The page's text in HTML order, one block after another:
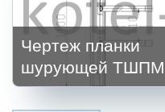
Чертеж планки
шурующей